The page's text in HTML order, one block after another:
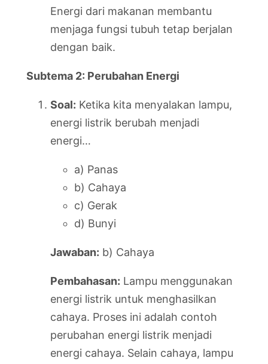
Energi dari makanan membantu
menjaga fungsi tubuh tetap berjalan
dengan baik.
Subtema 2: Perubahan Energi
Soal: Ketika kita menyalakan lampu,
energi listrik berubah menjadi
energi…
a) Panas
b) Cahaya
c) Gerak
d) Bunyi
Jawaban: b) Cahaya
Pembahasan: Lampu menggunakan
energi listrik untuk menghasilkan
cahaya. Proses ini adalah contoh
perubahan energi listrik menjadi
energi cahaya. Selain cahaya, lampu